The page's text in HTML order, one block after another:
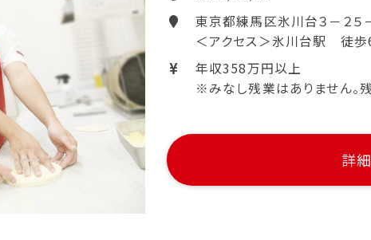
東京都練馬区氷川台３－２５
＜アクセス＞氷川台駅 徒歩
年収358万円以上
※みなし残業はありません。
詳